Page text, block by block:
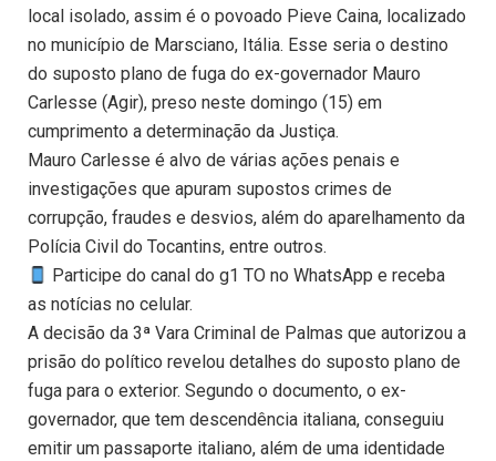
local isolado, assim é o povoado Pieve Caina, localizado
no município de Marsciano, Itália. Esse seria o destino
do suposto plano de fuga do ex-governador Mauro
Carlesse (Agir), preso neste domingo (15) em
cumprimento a determinação da Justiça.
Mauro Carlesse é alvo de várias ações penais e
investigações que apuram supostos crimes de
corrupção, fraudes e desvios, além do aparelhamento da
Polícia Civil do Tocantins, entre outros.
Participe do canal do g1 TO no WhatsApp e receba
as notícias no celular.
A decisão da 3ª Vara Criminal de Palmas que autorizou a
prisão do político revelou detalhes do suposto plano de
fuga para o exterior. Segundo o documento, o ex-
governador, que tem descendência italiana, conseguiu
emitir um passaporte italiano, além de uma identidade